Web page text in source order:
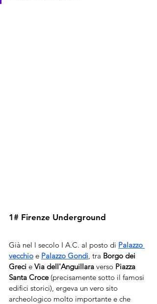
1# Firenze Underground
Già nel l secolo I A.C. al posto di Palazzo
vecchio e Palazzo Gondi , tra Borgo dei
Greci e Via dell'Anguillara verso Piazza
Santa Croce (precisamente sotto il famosi
edifici storici), ergeva un vero sito
archeologico molto importante e che